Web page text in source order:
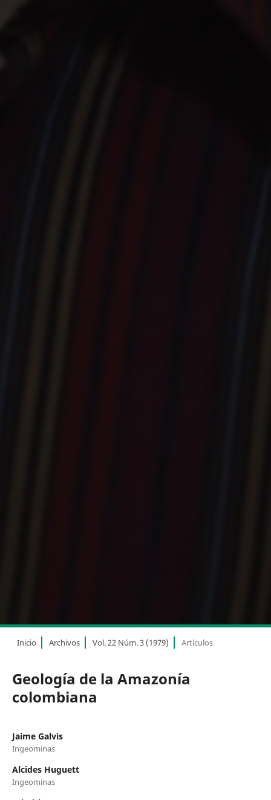
Inicio Archivos Vol. 22 Núm. 3 (1979) Artículos
Geología de la Amazonía
colombiana
Jaime Galvis
Ingeominas
Alcides Huguett
Ingeominas